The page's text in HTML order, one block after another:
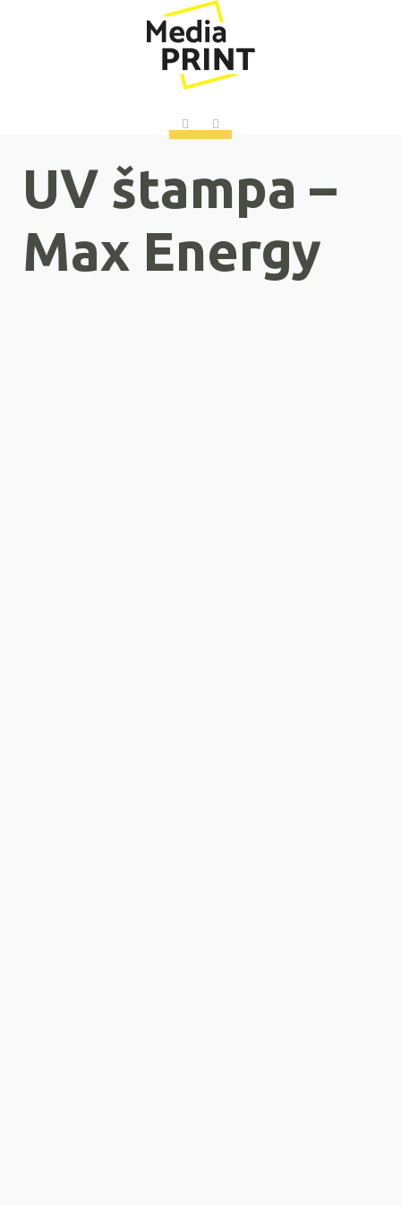
UV štampa –
Max Energy